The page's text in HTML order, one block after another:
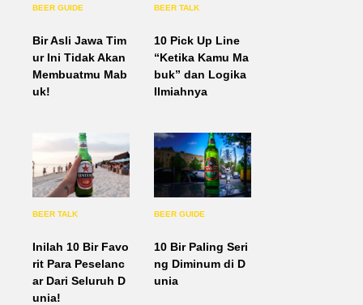
BEER GUIDE
Bir Asli Jawa Tim
ur Ini Tidak Akan
Membuatmu Mab
uk!
BEER TALK
10 Pick Up Line
“Ketika Kamu Ma
buk” dan Logika
Ilmiahnya
BEER TALK
Inilah 10 Bir Favo
rit Para Peselanc
ar Dari Seluruh D
unia!
BEER GUIDE
10 Bir Paling Seri
ng Diminum di D
unia